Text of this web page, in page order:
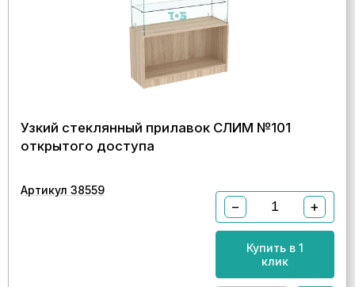
Узкий стеклянный прилавок СЛИМ №101
открытого доступа
Артикул 38559
− +
Купить в 1
клик